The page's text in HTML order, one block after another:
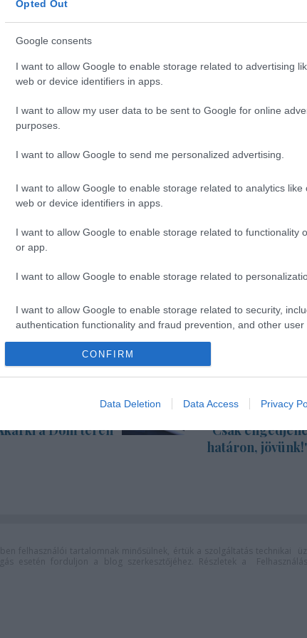
Opted Out
Google consents
I want to allow Google to enable storage related to advertising
web or device identifiers in apps.
I want to allow my user data to be sent to Google for online
purposes.
I want to allow Google to send me personalized advertising.
I want to allow Google to enable storage related to analytics like
web or device identifiers in apps.
I want to allow Google to enable storage related to functionality
or app.
I want to allow Google to enable storage related to
I want to allow Google to enable storage related to security,
authentication functionality and fraud prevention, and other user
CONFIRM
Data Deletion Data Access Privacy
a bolgár Szonja Joncseva lép fel, aki a
5-én és 10-én, Baden-Badenben pedig május 6-
a Dóm téren
"Csak
határon,